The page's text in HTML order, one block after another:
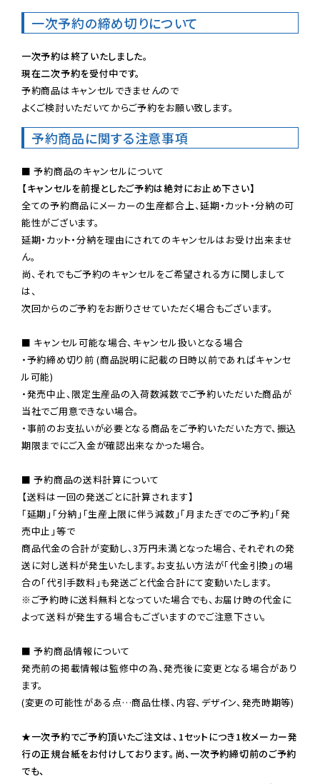
一次予約の締め切りについて
一次予約は終了いたしました。
現在二次予約を受付中です。
予約商品はキャンセルできませんので
よくご検討いただいてからご予約をお願い致します。
予約商品に関する注意事項
【キャンセルを前提としたご予約は絶対にお止め下さい】
全ての予約商品にメーカーの生産都合上、延期・カット・分納の可
能性がございます。
延期・カット・分納を理由にされてのキャンセルはお受け出来ませ
ん。
尚、それでもご予約のキャンセルをご希望される方に関しまして
は、
次回からのご予約をお断りさせていただく場合もございます。
■ キャンセル可能な場合、キャンセル扱いとなる場合
・予約締め切り前 (商品説明に記載の日時以前であればキャンセ
ル可能)
・発売中止、限定生産品の入荷数減数でご予約いただいた商品が
当社でご用意できない場合。
・事前のお支払いが必要となる商品をご予約いただいた方で、振込
期限までにご入金が確認出来なかった場合。
■ 予約商品の送料計算について
【送料は一回の発送ごとに計算されます】
「延期」「分納」「生産上限に伴う減数」「月またぎでのご予約」「発
売中止」等で
商品代金の合計が変動し、3万円未満となった場合、それぞれの発
送に対し送料が発生いたします。お支払い方法が「代金引換」の場
※ご予約時に送料無料となっていた場合でも、お届け時の代金に
よって送料が発生する場合もございますのでご注意下さい。
■ 予約商品情報について
発売前の掲載情報は監修中の為、発売後に変更となる場合があり
ます。
(変更の可能性がある点…商品仕様、内容、デザイン、発売時期等)
★一次予約でご予約頂いたご注文は、1セットにつき1枚メーカー発
行の正規台紙をお付けしております。尚、一次予約締切前のご予約
でも、